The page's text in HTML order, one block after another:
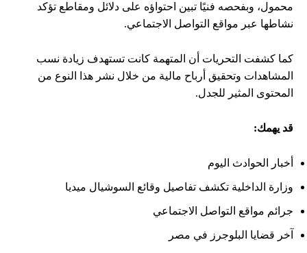
محمول، وبفحصه فنيًا تبين احتواؤه على دلائل ومقاطع تؤكد
نشاطها عبر مواقع التواصل الاجتماعي.
كما كشفت التحريات أن المتهمة كانت تستهدف زيادة نسب
المشاهدات وتحقيق أرباح مالية من خلال نشر هذا النوع من
المحتوى المثير للجدل.
قد يهمك:
أخبار الحوادث اليوم
وزارة الداخلية تكشف تفاصيل وقائع السوشيال ميديا
جرائم مواقع التواصل الاجتماعي
آخر قضايا البلوجرز في مصر